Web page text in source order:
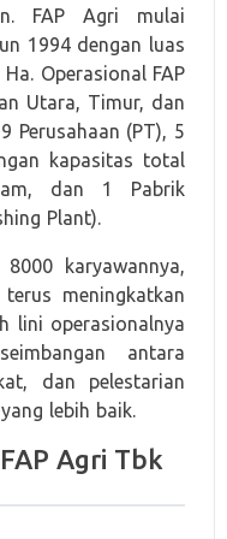
FAP Agri mulai
1994 dengan luas
Operasional FAP
Utara, Timur, dan
Perusahaan (PT), 5
kapasitas total
dan 1 Pabrik
Plant).
karyawannya,
meningkatkan
lini operasionalnya
antara
dan pelestarian
lebih baik.
Agri Tbk